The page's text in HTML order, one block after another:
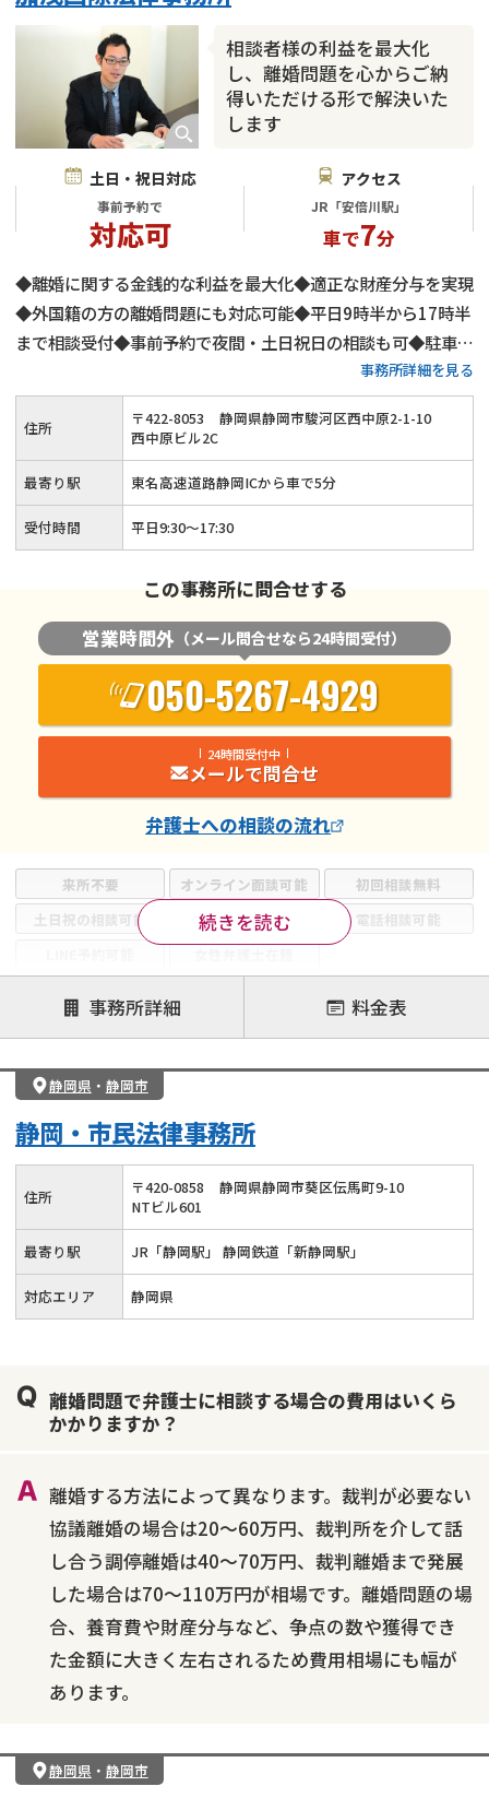
相談者様の利益を最大化
し、離婚問題を心からご納
得いただける形で解決いた
します
土日・祝日対応
事前予約で
対応可
アクセス
JR「安倍川駅」
車で7分
◆離婚に関する金銭的な利益を最大化◆適正な財産分与を実現
◆外国籍の方の離婚問題にも対応可能◆平日9時半から17時半
まで相談受付◆事前予約で夜間・土日祝日の相談も可◆駐車場
完備◆JR「安倍川駅」から車で7分◆東名高速道路静岡ICから
車で5分
事務所詳細を見る
来所不要 オンライン面談可能
初回相談無料
土日祝の相談可能
19時以降電話可能
電話相談可能
注力案件
離婚前相談
離婚調停
離婚裁判
親権・面会交流権
DV
モラハラ
不貞・不倫慰謝料請求
財産分与
内縁の夫婦
続きを読む
住所 〒422-8053
静岡県静岡市駿河区西中原2-1-10
西中原ビル2C
最寄り駅 東名高速道路静岡ICから車で5分
受付時間 平日9:30〜17:30
この事務所に問合せする
営業時間外 （メール問合せなら24時間受付）
050-5267-4929
24時間受付中
メールで問合せ
弁護士への相談の流れ
事務所詳細 料金表
静岡県 ・ 静岡市
静岡・市民法律事務所
住所 〒420-0858
静岡県静岡市葵区伝馬町9-10
NTビル601
最寄り駅 JR「静岡駅」 静岡鉄道「新静岡駅」
対応エリア 静岡県
離婚問題で弁護士に相談する場合の費用はいくら
かかりますか？
離婚する方法によって異なります。裁判が必要ない
協議離婚の場合は20～60万円、裁判所を介して話
し合う調停離婚は40～70万円、裁判離婚まで発展
した場合は70～110万円が相場です。離婚問題の場
合、養育費や財産分与など、争点の数や獲得でき
た金額に大きく左右されるため費用相場にも幅が
あります。
静岡県 ・ 静岡市